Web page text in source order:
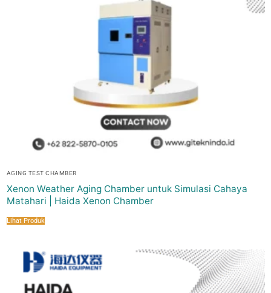
AGING TEST CHAMBER
Xenon Weather Aging Chamber untuk Simulasi Cahaya
Matahari | Haida Xenon Chamber
Lihat Produk